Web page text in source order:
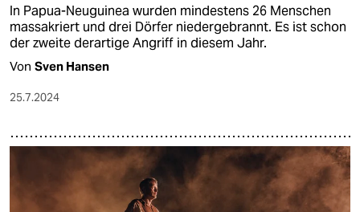
In Papua-Neuguinea wurden mindestens 26 Menschen
massakriert und drei Dörfer niedergebrannt. Es ist schon
der zweite derartige Angriff in diesem Jahr.
Von Sven Hansen
25.7.2024